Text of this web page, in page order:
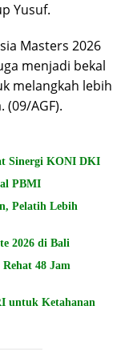
Yusuf.
Masters 2026
menjadi bekal
melangkah lebih
AGF).
Sinergi KONI DKI
PBMI
Pelatih Lebih
2026 di Bali
Rehat 48 Jam
untuk Ketahanan